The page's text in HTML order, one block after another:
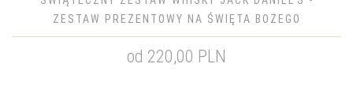
ZESTAW PREZENTOWY NA ŚWIĘTA BOŻEGO
NARODZENIA
od 220,00 PLN